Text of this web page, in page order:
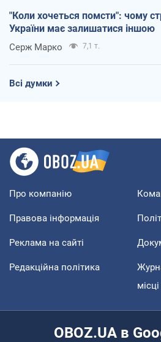
"Коли хочеться помсти": чому
України має залишатися іншою
Серж Марко 7,1 т.
Всі думки
Про компанію
Правова інформація
Реклама на сайті
Редакційна політика
OBOZ.UA в